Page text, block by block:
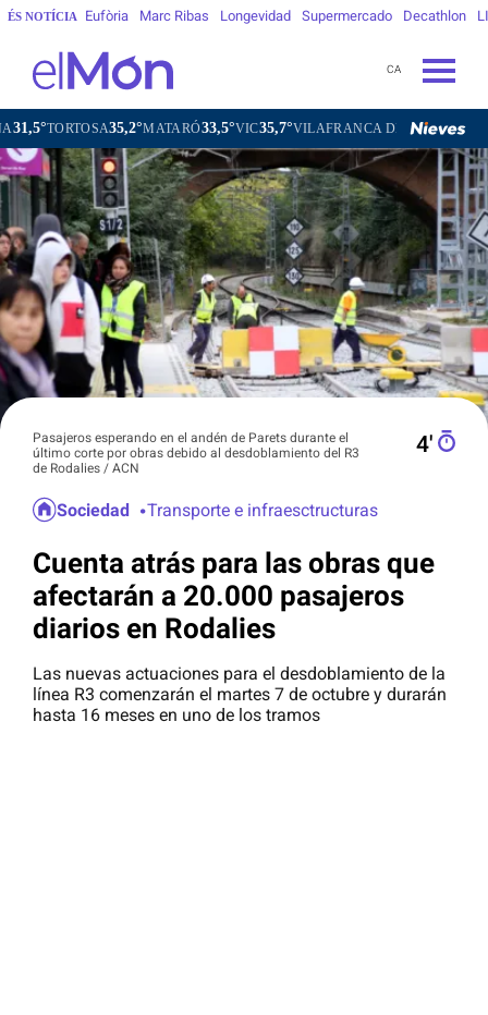
ÉS NOTÍCIA Eufòria Marc Ribas Longevidad Supermercado Decathlon
CA
35,2°MATARÓ33,5°VIC35,7°VILAFRANCA DEL PENEDÈS33,6°
Pasajeros esperando en el andén de Parets durante el
último corte por obras debido al desdoblamiento del R3
de Rodalies / ACN
4′
Sociedad Transporte e infraesctructuras
Cuenta atrás para las obras que
afectarán a 20.000 pasajeros
diarios en Rodalies
Las nuevas actuaciones para el desdoblamiento de la
línea R3 comenzarán el martes 7 de octubre y durarán
hasta 16 meses en uno de los tramos